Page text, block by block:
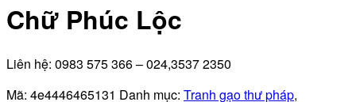
Chữ Phúc Lộc
Liên hệ: 0983 575 366 – 024,3537 2350
Mã: 4e4446465131 Danh mục: Tranh gạo thư pháp,